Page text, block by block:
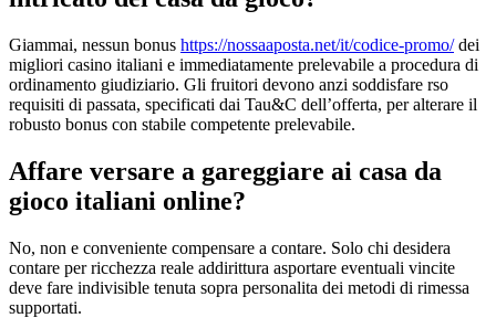
Giammai, nessun bonus https://nossaaposta.net/it/codice-promo/dei
migliori casino italiani e immediatamente prelevabile a procedura di
ordinamento giudiziario. Gli fruitori devono anzi soddisfare rso
requisiti di passata, specificati dai Tau&C dell’offerta, per alterare il
robusto bonus con stabile competente prelevabile.
Affare versare a gareggiare ai casa da
gioco italiani online?
No, non e conveniente compensare a contare. Solo chi desidera
contare per ricchezza reale addirittura asportare eventuali vincite
deve fare indivisible tenuta sopra personalita dei metodi di rimessa
supportati.